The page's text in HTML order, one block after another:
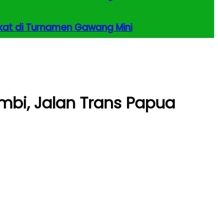
di Turnamen Gawang Mini
Jalan Trans Papua